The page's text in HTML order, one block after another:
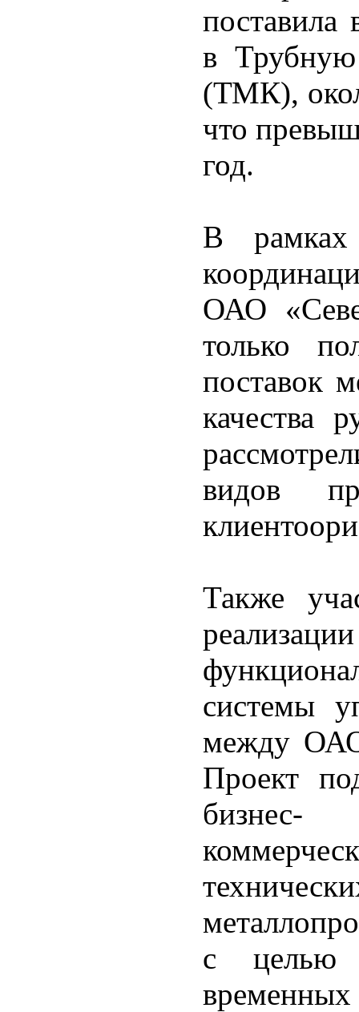
поставила
в
(ТМК),
что
год.
В рамках
ОАО
только
поставок
качества
видов
Также
системы
между
Проект
бизнес-
с целью
временных